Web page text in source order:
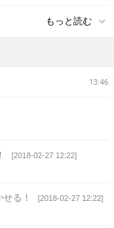
もっと読む
13:46
[2018-02-27 12:22]
る！ [2018-02-27 12:22]